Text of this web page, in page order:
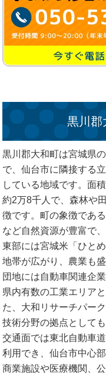
黒川郡
黒川郡大和町は宮城県
で、仙台市に隣接する
している地域です。面
約2万8千人で、森林や
徴です。町の象徴であ
など自然資源が豊富で
東部には宮城米「ひと
地帯が広がり、農業も
団地には自動車関連企
県内有数の工業エリア
た、大和リサーチパー
技術分野の拠点として
交通面では東北自動車
利用でき、仙台市中心
商業施設や医療機関、